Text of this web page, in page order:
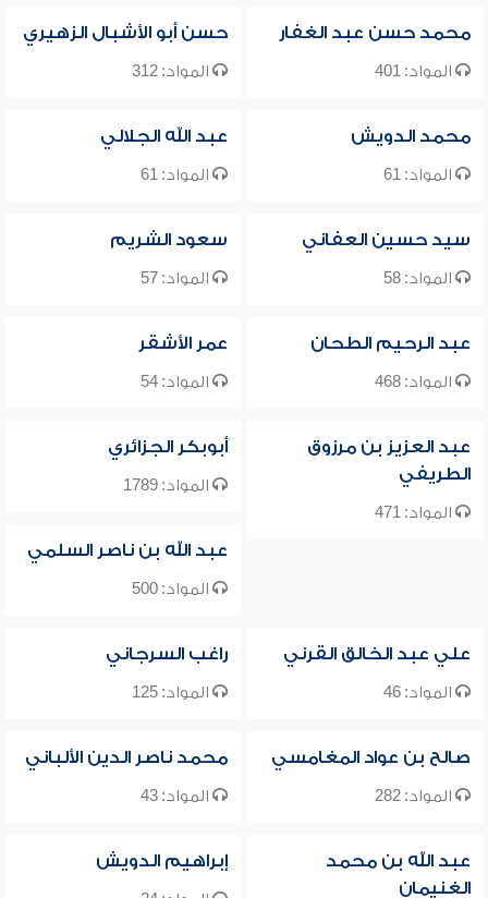
محمد حسن عبد الغفار
المواد: 401
حسن أبو الأشبال الزهيري
المواد: 312
محمد الدويش
المواد: 61
عبد الله الجلالي
المواد: 61
سيد حسين العفاني
المواد: 58
سعود الشريم
المواد: 57
عبد الرحيم الطحان
المواد: 468
عمر الأشقر
المواد: 54
عبد العزيز بن مرزوق
الطريفي
المواد: 471
أبوبكر الجزائري
المواد: 1789
عبد الله بن ناصر السلمي
المواد: 500
علي عبد الخالق القرني
المواد: 46
راغب السرجاني
المواد: 125
صالح بن عواد المغامسي
المواد: 282
محمد ناصر الدين الألباني
المواد: 43
عبد الله بن محمد
الغنيمان
إبراهيم الدويش